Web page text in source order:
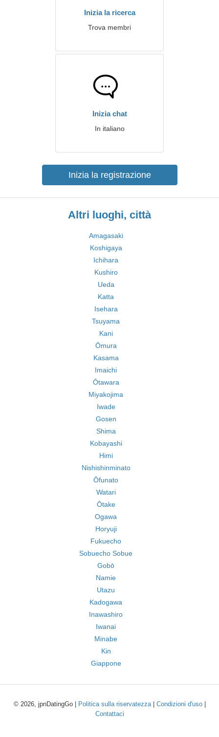
Inizia la ricerca
Trova membri
Inizia chat
In italiano
Inizia la registrazione
Altri luoghi, città
Amagasaki
Koshigaya
Ichihara
Kushiro
Ueda
Katta
Isehara
Tsuyama
Kani
Ōmura
Kasama
Imaichi
Ōtawara
Miyakojima
Iwade
Gosen
Shima
Kobayashi
Himi
Nishishinminato
Ōfunato
Watari
Ōtake
Ogawa
Horyuji
Fukuecho
Sobuecho Sobue
Gobō
Namie
Utazu
Kadogawa
Inawashiro
Iwanai
Minabe
Kin
Giappone
© 2026, jpnDatingGo | Politica sulla riservatezza| Condizioni d'uso|
Contattaci